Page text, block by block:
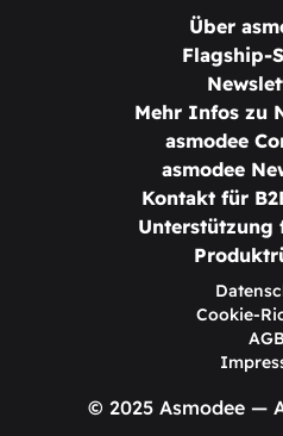
Über
Flagship-
Mehr Infos zu
asmodee
asmodee
Kontakt für
Unterstützung
Cookie-
AGB
© 2025 Asmodee —